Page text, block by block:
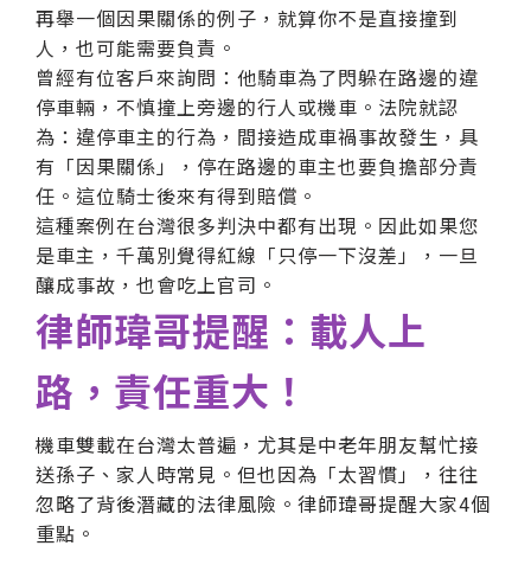
再舉一個因果關係的例子，就算你不是直接撞到
人，也可能需要負責。
曾經有位客戶來詢問：他騎車為了閃躲在路邊的違
停車輛，不慎撞上旁邊的行人或機車。法院就認
為：違停車主的行為，間接造成車禍事故發生，具
有「因果關係」，停在路邊的車主也要負擔部分責
任。這位騎士後來有得到賠償。
這種案例在台灣很多判決中都有出現。因此如果您
是車主，千萬別覺得紅線「只停一下沒差」，一旦
釀成事故，也會吃上官司。
律師瑋哥提醒：載人上
路，責任重大！
機車雙載在台灣太普遍，尤其是中老年朋友幫忙接
送孫子、家人時常見。但也因為「太習慣」，往往
忽略了背後潛藏的法律風險。律師瑋哥提醒大家4個
重點。